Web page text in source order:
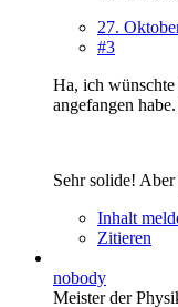
27.
#3
Ha, ich
angefangen habe.
Sehr solide!
Inhalt
Zitieren
nobody
Meister der